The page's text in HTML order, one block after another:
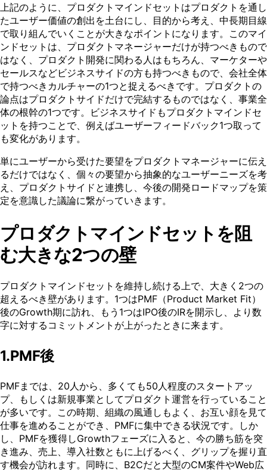
上記のように、プロダクトマインドセットはプロダクトを通し
たユーザー価値の創出を土台にし、目的から考え、中長期目線
で取り組んでいくことが大きなポイントになります。このマイ
ンドセットは、プロダクトマネージャーだけが持つべきもので
はなく、プロダクト開発に関わる人はもちろん、マーケターや
セールスなどビジネスサイドの方も持つべきもので、会社全体
で持つべきカルチャーの1つと捉えるべきです。プロダクトの
論点はプロダクトサイドだけで完結するものではなく、事業全
体の根幹の1つです。ビジネスサイドもプロダクトマインドセ
ットを持つことで、例えばユーザーフィードバック1つ取って
も変化があります。
単にユーザーから受けた要望をプロダクトマネージャーに伝え
るだけではなく、個々の要望から抽象的なユーザーニーズを考
え、プロダクトサイドと連携し、今後の開発ロードマップを策
定を意識した議論に繋がっていきます。
プロダクトマインドセットを阻
む大きな2つの壁
プロダクトマインドセットを維持し続ける上で、大きく2つの
超えるべき壁があります。1つはPMF（Product Market Fit）
後のGrowth期に訪れ、もう1つはIPO後のIRを開示し、より数
字に対するコミットメントが上がったときに来ます。
1.PMF後
PMFまでは、20人から、多くても50人程度のスタートアッ
プ、もしくは新規事業としてプロダクト運営を行っていること
が多いです。この時期、組織の風通しもよく、お互い顔を見て
仕事を進めることができ、PMFに集中できる状況です。しか
し、PMFを獲得しGrowthフェーズに入ると、今の勝ち筋を突
き進み、売上、導入社数ともに上げるべく、グリップを握り直
す機会が訪れます。同時に、B2Cだと大型のCM案件やWeb広